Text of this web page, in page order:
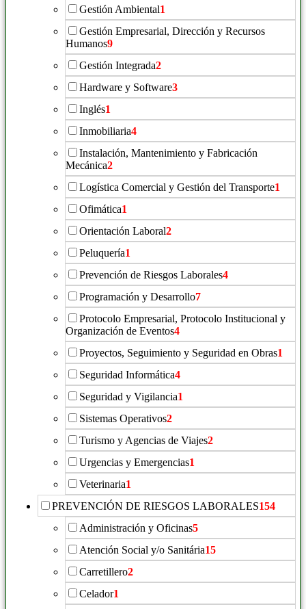
Gestión Ambiental1
Gestión Empresarial, Dirección y Recursos
Humanos9
Gestión Integrada2
Hardware y Software3
Inglés1
Inmobiliaria4
Instalación, Mantenimiento y Fabricación
Mecánica2
Logística Comercial y Gestión del Transporte1
Ofimática1
Orientación Laboral2
Peluquería1
Prevención de Riesgos Laborales4
Programación y Desarrollo7
Protocolo Empresarial, Protocolo Institucional y
Organización de Eventos4
Proyectos, Seguimiento y Seguridad en Obras1
Seguridad Informática4
Seguridad y Vigilancia1
Sistemas Operativos2
Turismo y Agencias de Viajes2
Urgencias y Emergencias1
Veterinaria1
PREVENCIÓN DE RIESGOS LABORALES154
Administración y Oficinas5
Atención Social y/o Sanitária15
Carretillero2
Celador1